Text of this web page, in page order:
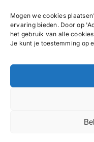
Mogen we cookies
ervaring bieden. Door op
het gebruik van alle
Je kunt je toestemming op
Heb je
Wil je meer weten
dan gerust contact